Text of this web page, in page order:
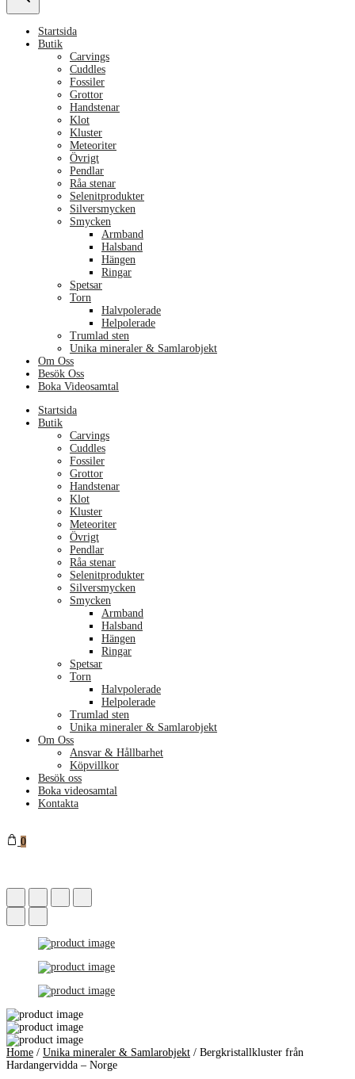
Startsida
Butik
Carvings
Cuddles
Fossiler
Grottor
Handstenar
Klot
Kluster
Meteoriter
Övrigt
Pendlar
Råa stenar
Selenitprodukter
Silversmycken
Smycken
Armband
Halsband
Hängen
Ringar
Spetsar
Torn
Halvpolerade
Helpolerade
Trumlad sten
Unika mineraler & Samlarobjekt
Om Oss
Besök Oss
Boka Videosamtal
Menu
Startsida
Butik
Carvings
Cuddles
Fossiler
Grottor
Handstenar
Klot
Kluster
Meteoriter
Övrigt
Pendlar
Råa stenar
Selenitprodukter
Silversmycken
Smycken
Armband
Halsband
Hängen
Ringar
Spetsar
Torn
Halvpolerade
Helpolerade
Trumlad sten
Unika mineraler & Samlarobjekt
Om Oss
Ansvar & Hållbarhet
Köpvillkor
Besök oss
Boka videosamtal
Kontakta
0
Home / Unika mineraler & Samlarobjekt / Bergkristallkluster från
Hardangervidda – Norge